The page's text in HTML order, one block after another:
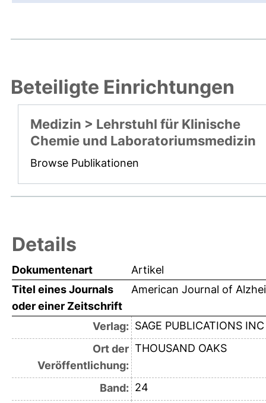
Beteiligte Einrichtungen
Medizin > Lehrstuhl für Klinische
Chemie und Laboratoriumsmedizin
Browse Publikationen
Details
Dokumentenart
Artikel
Titel eines Journals
oder einer Zeitschrift
American Journal of
Verlag: SAGE PUBLICATIONS INC
Ort der
Veröffentlichung:
THOUSAND OAKS
Band: 24